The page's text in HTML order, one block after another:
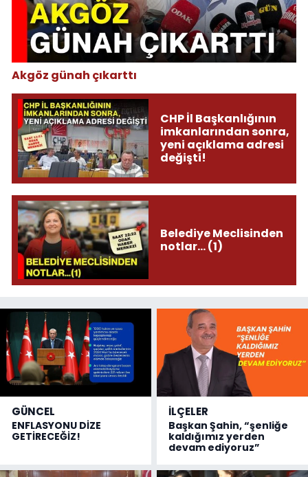
Akgöz günah çıkarttı
CHP İl Başkanlığının
imkanlarından sonra,
yeni açıklama adresi
değişti!
Belediye Meclisinden
notlar... (1)
GÜNCEL
ENFLASYONU DİZE
GETİRECEĞİZ!
İLÇELER
Başkan Şahin, “şenliğe
kaldığımız yerden
devam ediyoruz”